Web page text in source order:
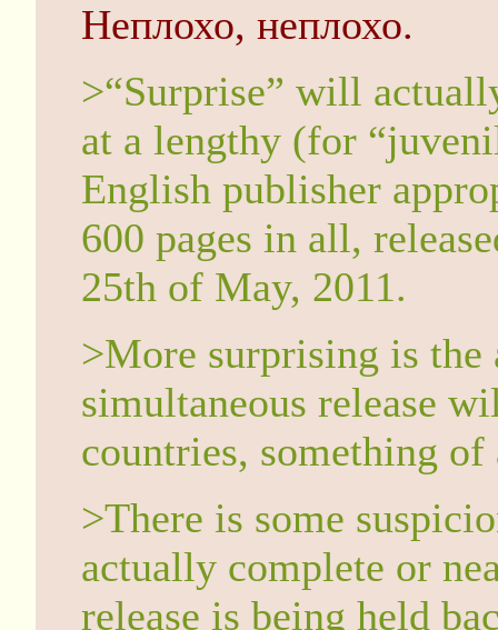
Неплохо, неплохо.
>“Surprise” will
at a lengthy (for
English publisher
600 pages in all,
25th of May, 2011.
>More surprising is the
simultaneous release
countries, something
>There is some
actually complete or
release is being held